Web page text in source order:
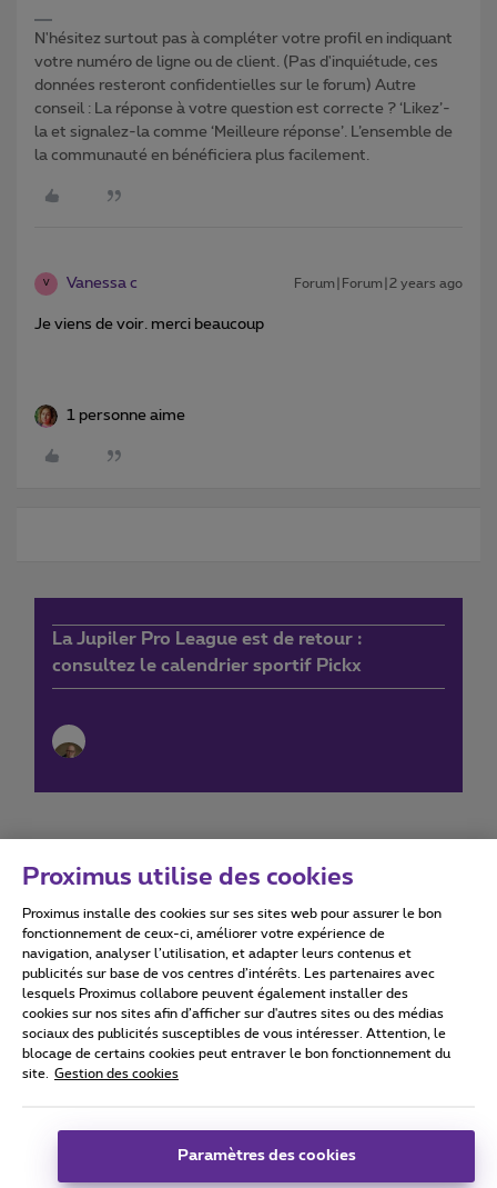
N'hésitez surtout pas à compléter votre profil en indiquant
votre numéro de ligne ou de client. (Pas d'inquiétude, ces
données resteront confidentielles sur le forum) Autre
conseil : La réponse à votre question est correcte ? ‘Likez’-
la et signalez-la comme ‘Meilleure réponse’. L’ensemble de
la communauté en bénéficiera plus facilement.
V Vanessa c Forum|Forum|2 years ago
Je viens de voir. merci beaucoup
1 personne aime
La Jupiler Pro League est de retour :
consultez le calendrier sportif Pickx
Conditions d'utilisation Accessibility statement
Tous droits réservés. © 2026
Conditions générales, info consommateur
Coordonnées de l’entreprise
Proximus utilise des cookies
Proximus installe des cookies sur ses sites web pour assurer le bon
fonctionnement de ceux-ci, améliorer votre expérience de
navigation, analyser l’utilisation, et adapter leurs contenus et
publicités sur base de vos centres d’intérêts. Les partenaires avec
lesquels Proximus collabore peuvent également installer des
cookies sur nos sites afin d’afficher sur d'autres sites ou des médias
sociaux des publicités susceptibles de vous intéresser. Attention, le
blocage de certains cookies peut entraver le bon fonctionnement du
site.
Gestion des cookies
Paramètres des cookies